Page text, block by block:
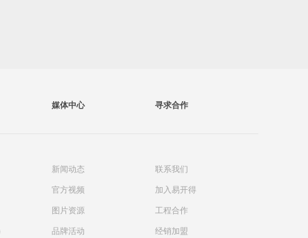
媒体中心
新闻动态
官方视频
图片资源
品牌活动
寻求合作
联系我们
加入易开得
工程合作
经销加盟